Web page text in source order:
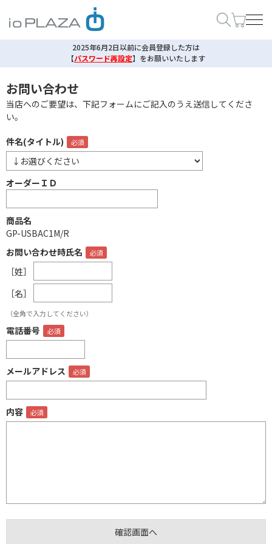
2025年6月2日以前に会員登録した方は
【パスワード再設定】 をお願いいたします
お問い合わせ
当店へのご要望は、下記フォームにご記入のうえ送信してくださ
い。
件名(タイトル)
オーダーＩＤ
商品名
GP-USBAC1M/R
お問い合わせ時氏名
［姓］
［名］
（全角で入力してください）
電話番号
メールアドレス
内容